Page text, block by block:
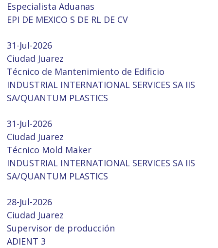
Especialista Aduanas
EPI DE MEXICO S DE RL DE CV
31-Jul-2026
Ciudad Juarez
Técnico de Mantenimiento de Edificio
INDUSTRIAL INTERNATIONAL SERVICES SA IIS
SA/QUANTUM PLASTICS
31-Jul-2026
Ciudad Juarez
Técnico Mold Maker
INDUSTRIAL INTERNATIONAL SERVICES SA IIS
SA/QUANTUM PLASTICS
28-Jul-2026
Ciudad Juarez
Supervisor de producción
ADIENT 3